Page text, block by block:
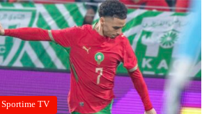
Sportime TV